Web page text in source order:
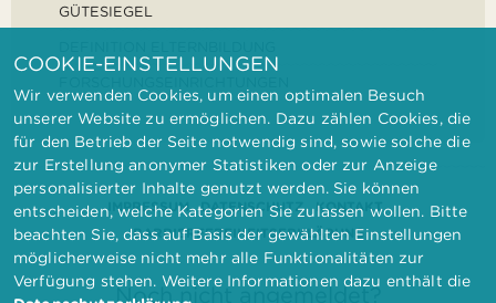
GÜTESIEGEL
IMPRESSUM DATENSCHUTZ
KONTAKT
BARRIEREFREIHEITSERKLÄRUNG
Noch nicht angemeldet?
COOKIE-EINSTELLUNGEN
Wir verwenden Cookies, um einen optimalen Besuch
unserer Website zu ermöglichen. Dazu zählen Cookies, die
für den Betrieb der Seite notwendig sind, sowie solche die
zur Erstellung anonymer Statistiken oder zur Anzeige
personalisierter Inhalte genutzt werden. Sie können
entscheiden, welche Kategorien Sie zulassen wollen. Bitte
beachten Sie, dass auf Basis der gewählten Einstellungen
möglicherweise nicht mehr alle Funktionalitäten zur
Verfügung stehen. Weitere Informationen dazu enthält die